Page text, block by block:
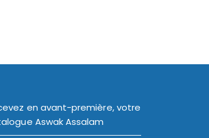
en avant-première, votre
Aswak Assalam